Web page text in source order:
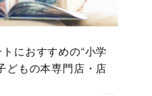
におすすめの“小学
どもの本専門店・店